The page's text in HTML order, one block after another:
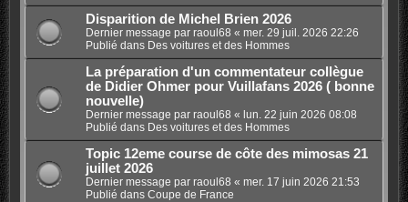
Disparition de Michel Brien 2026
Dernier message par raoul68 « mer. 29 juil. 2026 22:26
Publié dans Des voitures et des Hommes
La préparation d'un commentateur collègue
de Didier Ohmer pour Vuillafans 2026 ( bonne
nouvelle)
Dernier message par raoul68 « lun. 22 juin 2026 08:08
Publié dans Des voitures et des Hommes
Topic 12eme course de côte des mimosas 21
juillet 2026
Dernier message par raoul68 « mer. 17 juin 2026 21:53
Publié dans Coupe de France